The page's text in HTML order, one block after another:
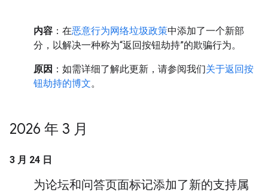
内容 ：在恶意行为网络垃圾政策中添加了一个新部
分，以解决一种称为“返回按钮劫持”的欺骗行为。
原因 ：如需详细了解此更新，请参阅我们关于返回按
钮劫持的博文。
2026 年 3 月
3 月 24 日
为论坛和问答页面标记添加了新的支持属